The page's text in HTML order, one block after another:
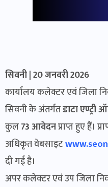
सिवनी | 20 जनवरी 2026
कार्यालय कलेक्टर एवं जिला
सिवनी के अंतर्गतडाटा एण्ट्री
कुल73 आवेदनप्राप्त हुए हैं।
अधिकृत वेबसाइट
दी गई है।
अपर कलेक्टर एवं उप जिला